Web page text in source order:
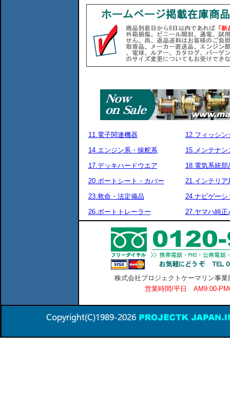
11.電子関連機器
12.フィッシン
14.エンジン系・操舵系
15.メンテナン
17.デッキハードウエア
18.電気系統部
20.ボートシート・カバー
21.インテリア
23.救命・法定備品
24.ナビゲーシ
26.ボートトレーラー
27.ヤマハ純正
株式会社プロジェクトケーマリン事
営業時間/平日 AM9:00-